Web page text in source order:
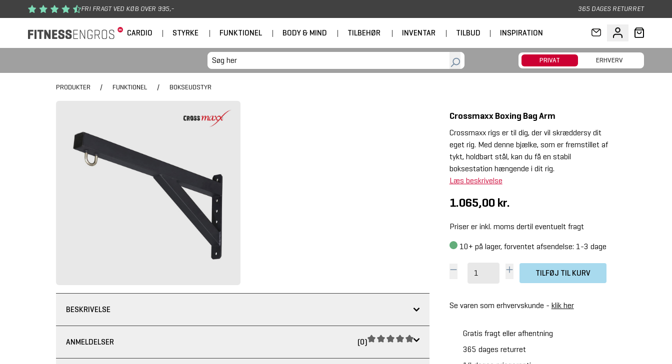
Gå til hovedindhold FRI FRAGT VED KØB OVER 995,- 365 DAGES RETURRET
CARDIO | STYRKE | FUNKTIONEL | BODY & MIND | TILBEHØR | INVENTAR | TILBUD | INSPIRATION
PRIVAT ERHVERV
PRODUKTER / FUNKTIONEL / BOKSEUDSTYR
Crossmaxx Boxing Bag Arm
Crossmaxx rigs er til dig, der vil skræddersy dit
eget rig. Med denne bjælke, som er fremstillet af
tykt, holdbart stål, kan du få en stabil
boksestation hængende i dit rig.
Læs beskrivelse
1.065,00 kr.
Priser er inkl. moms dertil eventuelt fragt
10+ på lager, forventet afsendelse: 1-3 dage
TILFØJ TIL KURV
Se varen som erhvervskunde - klik her
Gratis fragt eller afhentning
365 dages returret
BESKRIVELSE
ANMELDELSER (0)